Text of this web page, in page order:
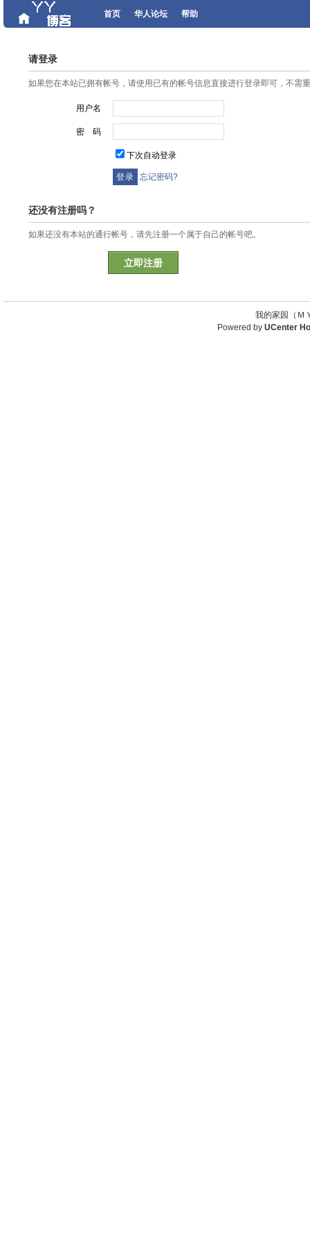
首页 华人论坛 帮助
请登录
如果您在本站已拥有帐号，请使用已有的帐号信息直接进行登录即可，不需
用户名
密 码
下次自动登录
忘记密码?
还没有注册吗？
如果还没有本站的通行帐号，请先注册一个属于自己的帐号吧。
立即注册
我的家园（
Powered by UCenter